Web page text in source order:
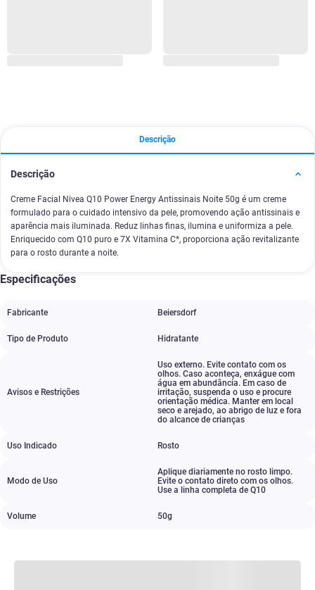
Descrição
Descrição
Creme Facial Nivea Q10 Power Energy Antissinais Noite 50g é um creme
formulado para o cuidado intensivo da pele, promovendo ação antissinais e
aparência mais iluminada. Reduz linhas finas, ilumina e uniformiza a pele.
Enriquecido com Q10 puro e 7X Vitamina C*, proporciona ação revitalizante
para o rosto durante a noite.
Especificações
Fabricante Beiersdorf
Tipo de Produto Hidratante
Avisos e Restrições
Uso externo. Evite contato com os
olhos. Caso aconteça, enxágue com
água em abundância. Em caso de
irritação, suspenda o uso e procure
orientação médica. Manter em local
seco e arejado, ao abrigo de luz e fora
do alcance de crianças
Uso Indicado Rosto
Modo de Uso
Aplique diariamente no rosto limpo.
Evite o contato direto com os olhos.
Use a linha completa de Q10
Volume 50g